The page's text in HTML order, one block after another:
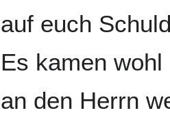
auf euch
Es kamen
an den Herrn